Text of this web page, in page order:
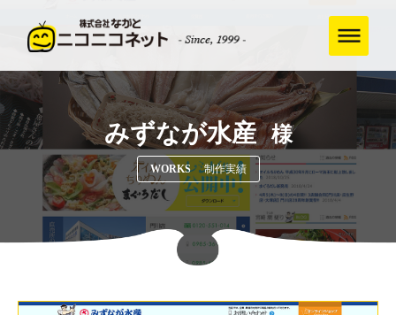
みずなが水産 様
WORKS 制作実績